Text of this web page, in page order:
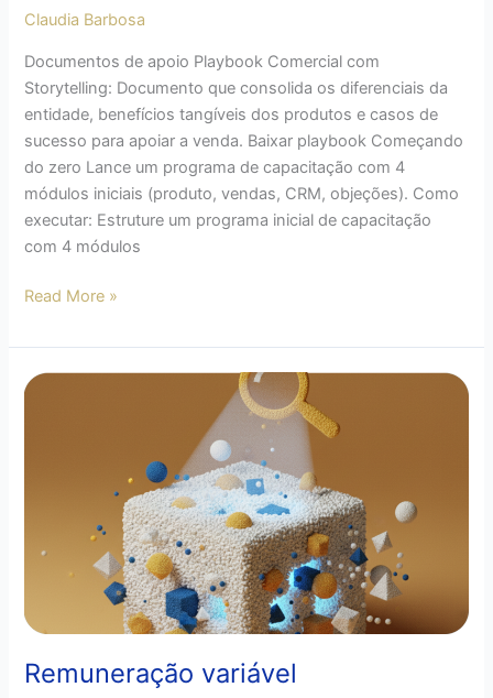
Claudia Barbosa
Documentos de apoio Playbook Comercial com
Storytelling: Documento que consolida os diferenciais da
entidade, benefícios tangíveis dos produtos e casos de
sucesso para apoiar a venda. Baixar playbook Começando
do zero Lance um programa de capacitação com 4
módulos iniciais (produto, vendas, CRM, objeções). Como
executar: Estruture um programa inicial de capacitação
com 4 módulos
Read More »
Remuneração variável
Remuneração